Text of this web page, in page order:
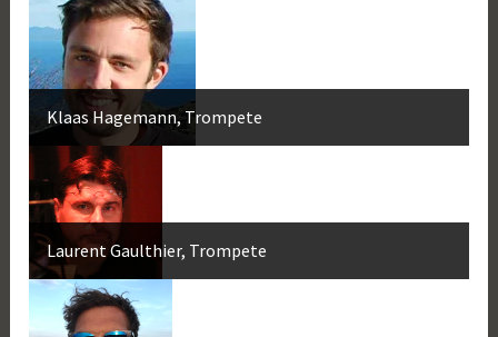
Klaas Hagemann, Trompete
Laurent Gaulthier, Trompete